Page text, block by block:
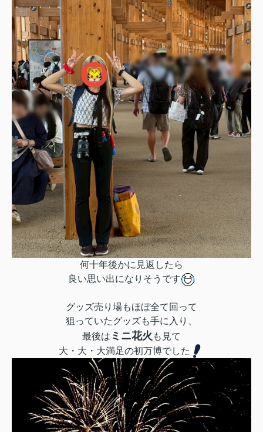
何十年後かに見返したら
良い思い出になりそうです
グッズ売り場もほぼ全て回って
狙っていたグッズも手に入り、
最後は ミニ花火 も見て
大・大・大満足の初万博でした